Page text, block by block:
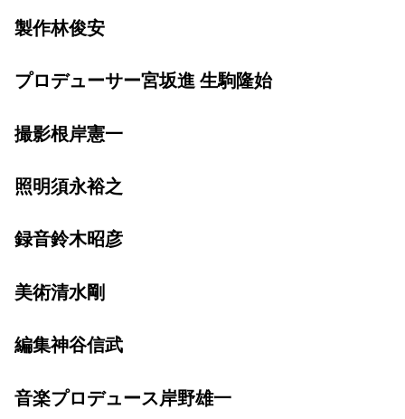
製作林俊安
プロデューサー宮坂進 生駒隆始
撮影根岸憲一
照明須永裕之
録音鈴木昭彦
美術清水剛
編集神谷信武
音楽プロデュース岸野雄一